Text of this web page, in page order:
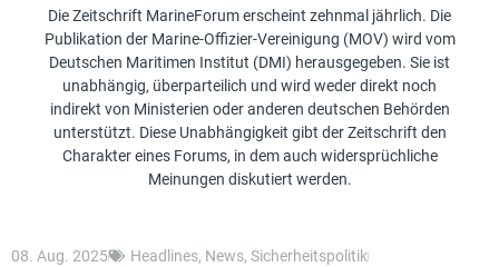
Die Zeitschrift MarineForum erscheint zehnmal jährlich. Die
Publikation der Marine-Offizier-Vereinigung (MOV) wird vom
Deutschen Maritimen Institut (DMI) herausgegeben. Sie ist
unabhängig, überparteilich und wird weder direkt noch
indirekt von Ministerien oder anderen deutschen Behörden
unterstützt. Diese Unabhängigkeit gibt der Zeitschrift den
Charakter eines Forums, in dem auch widersprüchliche
Meinungen diskutiert werden.
08. Aug. 2025 Headlines, News, Sicherheitspolitik